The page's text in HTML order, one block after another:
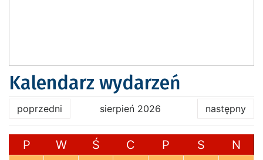
Kalendarz wydarzeń
poprzedni sierpień 2026 następny
P W Ś C P S N